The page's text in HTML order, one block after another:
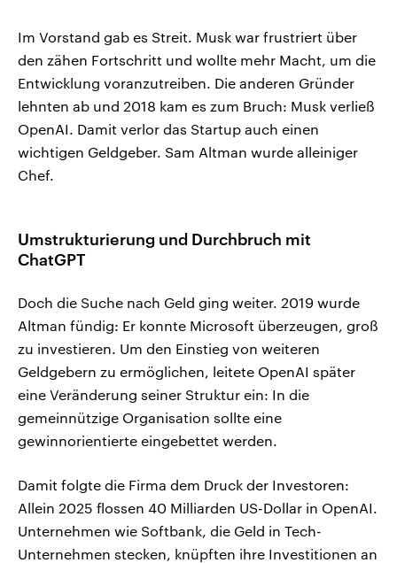
Im Vorstand gab es Streit. Musk war frustriert über
den zähen Fortschritt und wollte mehr Macht, um die
Entwicklung voranzutreiben. Die anderen Gründer
lehnten ab und 2018 kam es zum Bruch: Musk verließ
OpenAI. Damit verlor das Startup auch einen
wichtigen Geldgeber. Sam Altman wurde alleiniger
Chef.
Umstrukturierung und Durchbruch mit
ChatGPT
Doch die Suche nach Geld ging weiter. 2019 wurde
Altman fündig: Er konnte Microsoft überzeugen, groß
zu investieren. Um den Einstieg von weiteren
Geldgebern zu ermöglichen, leitete OpenAI später
eine Veränderung seiner Struktur ein: In die
gemeinnützige Organisation sollte eine
gewinnorientierte eingebettet werden.
Damit folgte die Firma dem Druck der Investoren:
Allein 2025 flossen 40 Milliarden US-Dollar in OpenAI.
Unternehmen wie Softbank, die Geld in Tech-
Unternehmen stecken, knüpften ihre Investitionen an